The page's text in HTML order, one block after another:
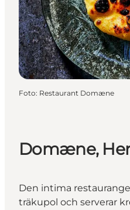
Foto: Restaurant Domæne
Domæne,
Den intima
träkupol och serverar